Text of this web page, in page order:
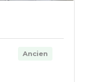
Ancien